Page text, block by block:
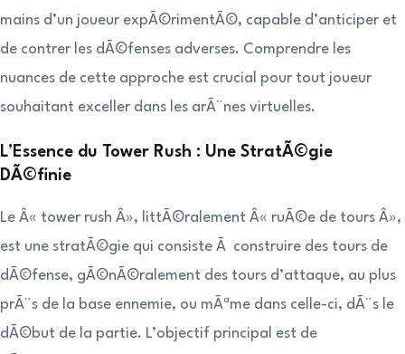
mains d’un joueur expÃ©rimentÃ©, capable d’anticiper et
de contrer les dÃ©fenses adverses. Comprendre les
nuances de cette approche est crucial pour tout joueur
souhaitant exceller dans les arÃ¨nes virtuelles.
L’Essence du Tower Rush : Une StratÃ©gie
DÃ©finie
Le Â« tower rush Â», littÃ©ralement Â« ruÃ©e de tours Â»,
est une stratÃ©gie qui consiste Ã construire des tours de
dÃ©fense, gÃ©nÃ©ralement des tours d’attaque, au plus
prÃ¨s de la base ennemie, ou mÃªme dans celle-ci, dÃ¨s le
dÃ©but de la partie. L’objectif principal est de